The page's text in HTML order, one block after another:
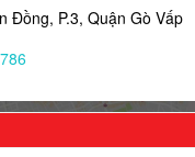
Đồng, P.3, Quận Gò Vấp